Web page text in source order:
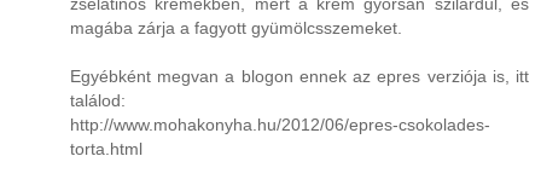
magába zárja a fagyott gyümölcsszemeket.
Egyébként megvan a blogon ennek az epres verziója is, itt
találod:
http://www.mohakonyha.hu/2012/06/epres-csokolades-
torta.html